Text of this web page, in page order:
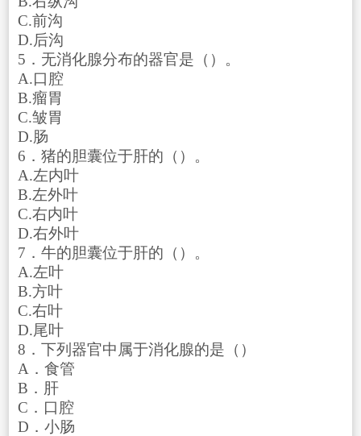
C.前沟
D.后沟
5．无消化腺分布的器官是（）。
A.口腔
B.瘤胃
C.皱胃
D.肠
6．猪的胆囊位于肝的（）。
A.左内叶
B.左外叶
C.右内叶
D.右外叶
7．牛的胆囊位于肝的（）。
A.左叶
B.方叶
C.右叶
D.尾叶
8．下列器官中属于消化腺的是（）
A．食管
B．肝
C．口腔
D．小肠